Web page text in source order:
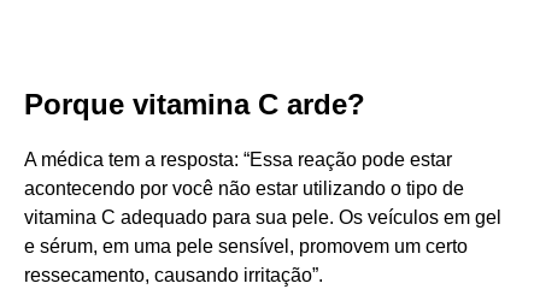
Porque vitamina C arde?
A médica tem a resposta: “Essa reação pode estar
acontecendo por você não estar utilizando o tipo de
vitamina C adequado para sua pele. Os veículos em gel
e sérum, em uma pele sensível, promovem um certo
ressecamento, causando irritação”.